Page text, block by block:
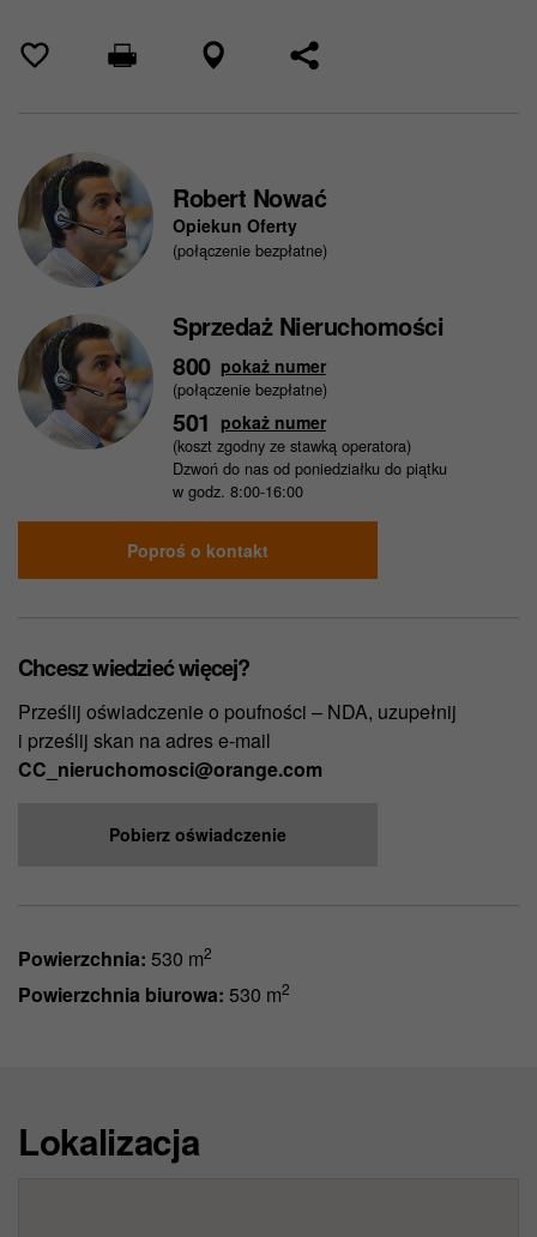
Robert Nować
Opiekun Oferty
(połączenie bezpłatne)
Sprzedaż Nieruchomości
800 pokaż numer
(połączenie bezpłatne)
501 pokaż numer
(koszt zgodny ze stawką operatora)
Dzwoń do nas od poniedziałku do piątku
w godz. 8:00-16:00
Poproś o kontakt
Chcesz wiedzieć więcej?
Prześlij oświadczenie o poufności – NDA, uzupełnij
i prześlij skan na adres e-mail
CC_nieruchomosci@orange.com
Pobierz oświadczenie
Powierzchnia: 530 m2
Powierzchnia biurowa: 530 m2
Lokalizacja